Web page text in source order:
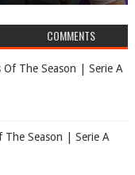
COMMENTS
Of The Season | Serie A
The Season | Serie A